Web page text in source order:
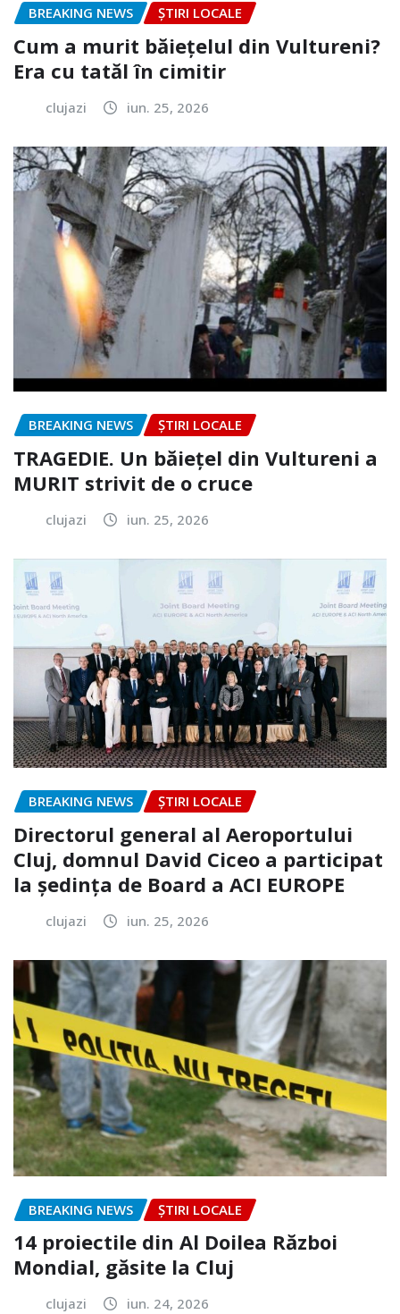
BREAKING NEWS ȘTIRI LOCALE
Cum a murit băiețelul din Vultureni?
Era cu tatăl în cimitir
clujazi iun. 25, 2026
BREAKING NEWS ȘTIRI LOCALE
TRAGEDIE. Un băiețel din Vultureni a
MURIT strivit de o cruce
clujazi iun. 25, 2026
BREAKING NEWS ȘTIRI LOCALE
Directorul general al Aeroportului
Cluj, domnul David Ciceo a participat
la ședința de Board a ACI EUROPE
clujazi iun. 25, 2026
BREAKING NEWS ȘTIRI LOCALE
14 proiectile din Al Doilea Război
Mondial, găsite la Cluj
clujazi iun. 24, 2026